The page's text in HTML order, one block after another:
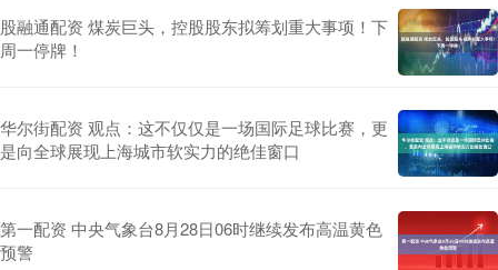
股融通配资 煤炭巨头，控股股东拟筹划重大事项！下
周一停牌！
华尔街配资 观点：这不仅仅是一场国际足球比赛，更
是向全球展现上海城市软实力的绝佳窗口
第一配资 中央气象台8月28日06时继续发布高温黄色
预警